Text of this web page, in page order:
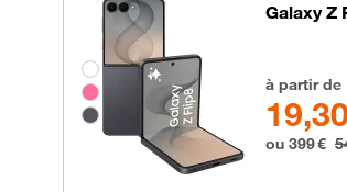
Groupe de couleurs disponibles
Galaxy Z
399 euros
à partir de
ou 399 €